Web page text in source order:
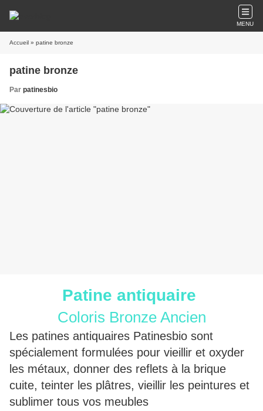
MENU
Accueil » patine bronze
patine bronze
Par patinesbio
Patine antiquaire
Coloris Bronze Ancien
Les patines antiquaires Patinesbio sont
spécialement formulées pour vieillir et oxyder
les métaux, donner des reflets à la brique
cuite, teinter les plâtres, vieillir les peintures et
sublimer tous vos meubles